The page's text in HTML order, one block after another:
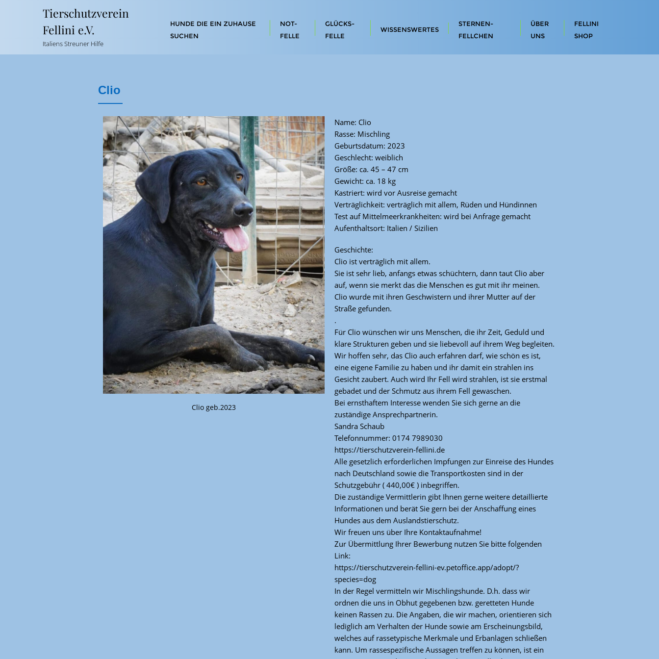
Tierschutzverein
Fellini e.V.
Italiens Streuner Hilfe
HUNDE DIE EIN ZUHAUSE
SUCHEN
NOT-
FELLE
GLÜCKS-
FELLE
WISSENSWERTES
STERNEN-
FELLCHEN
ÜBER
UNS
FELLINI
SHOP
Clio
Clio geb.2023
Name: Clio
Rasse: Mischling
Geburtsdatum: 2023
Geschlecht: weiblich
Größe: ca. 45 – 47 cm
Gewicht: ca. 18 kg
Kastriert: wird vor Ausreise gemacht
Verträglichkeit: verträglich mit allem, Rüden und Hündinnen
Test auf Mittelmeerkrankheiten: wird bei Anfrage gemacht
Aufenthaltsort: Italien / Sizilien
Geschichte:
Clio ist verträglich mit allem.
Sie ist sehr lieb, anfangs etwas schüchtern, dann taut Clio aber
auf, wenn sie merkt das die Menschen es gut mit ihr meinen.
Clio wurde mit ihren Geschwistern und ihrer Mutter auf der
Straße gefunden.
.
Für Clio wünschen wir uns Menschen, die ihr Zeit, Geduld und
klare Strukturen geben und sie liebevoll auf ihrem Weg begleiten.
Wir hoffen sehr, das Clio auch erfahren darf, wie schön es ist,
eine eigene Familie zu haben und ihr damit ein strahlen ins
Gesicht zaubert. Auch wird Ihr Fell wird strahlen, ist sie erstmal
gebadet und der Schmutz aus ihrem Fell gewaschen.
Bei ernsthaftem Interesse wenden Sie sich gerne an die
zuständige Ansprechpartnerin.
Sandra Schaub
Telefonnummer: 0174 7989030
https://tierschutzverein-fellini.de
Alle gesetzlich erforderlichen Impfungen zur Einreise des Hundes
nach Deutschland sowie die Transportkosten sind in der
Schutzgebühr ( 440,00€ ) inbegriffen.
Die zuständige Vermittlerin gibt Ihnen gerne weitere detaillierte
Informationen und berät Sie gern bei der Anschaffung eines
Hundes aus dem Auslandstierschutz.
Wir freuen uns über Ihre Kontaktaufnahme!
Zur Übermittlung Ihrer Bewerbung nutzen Sie bitte folgenden
Link:
https://tierschutzverein-fellini-ev.petoffice.app/adopt/?
species=dog
In der Regel vermitteln wir Mischlingshunde. D.h. dass wir
ordnen die uns in Obhut gegebenen bzw. geretteten Hunde
keinen Rassen zu. Die Angaben, die wir machen, orientieren sich
lediglich am Verhalten der Hunde sowie am Erscheinungsbild,
welches auf rassetypische Merkmale und Erbanlagen schließen
kann. Um rassespezifische Aussagen treffen zu können, ist ein